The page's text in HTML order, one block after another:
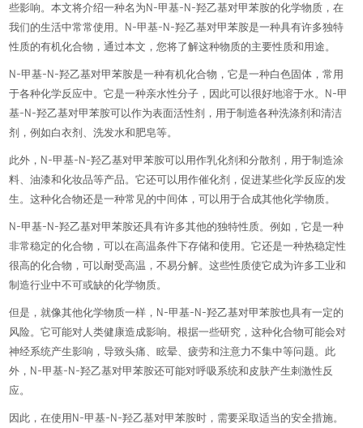
些影响。本文将介绍一种名为N-甲基-N-羟乙基对甲苯胺的化学物质，在
我们的生活中常常使用。N-甲基-N-羟乙基对甲苯胺是一种具有许多独特
性质的有机化合物，通过本文，您将了解这种物质的主要性质和用途。
N-甲基-N-羟乙基对甲苯胺是一种有机化合物，它是一种白色固体，常用
于各种化学反应中。它是一种亲水性分子，因此可以很好地溶于水。N-甲
基-N-羟乙基对甲苯胺可以作为表面活性剂，用于制造各种洗涤剂和清洁
剂，例如白衣剂、洗发水和肥皂等。
此外，N-甲基-N-羟乙基对甲苯胺可以用作乳化剂和分散剂，用于制造涂
料、油漆和化妆品等产品。它还可以用作催化剂，促进某些化学反应的发
生。这种化合物还是一种常见的中间体，可以用于合成其他化学物质。
N-甲基-N-羟乙基对甲苯胺还具有许多其他的独特性质。例如，它是一种
非常稳定的化合物，可以在高温条件下存储和使用。它还是一种热稳定性
很高的化合物，可以耐受高温，不易分解。这些性质使它成为许多工业和
制造行业中不可或缺的化学物质。
但是，就像其他化学物质一样，N-甲基-N-羟乙基对甲苯胺也具有一定的
风险。它可能对人类健康造成影响。根据一些研究，这种化合物可能会对
神经系统产生影响，导致头痛、眩晕、疲劳和注意力不集中等问题。此
外，N-甲基-N-羟乙基对甲苯胺还可能对呼吸系统和皮肤产生刺激性反
应。
因此，在使用N-甲基-N-羟乙基对甲苯胺时，需要采取适当的安全措施。